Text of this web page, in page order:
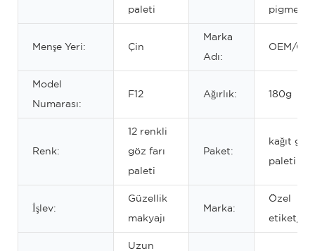
paleti pigmentli
Menşe Yeri: Çin
Marka
Adı:
OEM/
Model
Numarası:
F12 Ağırlık: 180g
Renk:
12 renkli
göz farı
paleti
Paket:
kağıt göz
paleti
İşlev:
Güzellik
makyajı
Marka:
Özel
etiket/
Uzun